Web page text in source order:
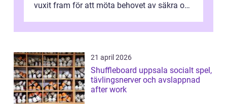
vuxit fram för att möta behovet av säkra och
21 april 2026
Shuffleboard uppsala socialt spel,
tävlingsnerver och avslappnad
after work